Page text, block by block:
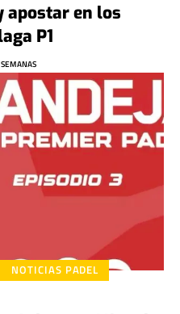
apostar en los
P1
NOTICIAS PADEL